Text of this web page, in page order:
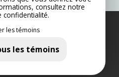
d’Austin 2022
du site
confidentialité
consultez notre
confidentialité.
les témoins
les témoins